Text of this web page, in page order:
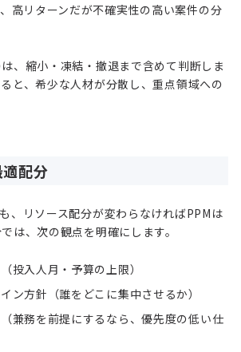
高リターンだが不確実性の高い案件の分
、縮小・凍結・撤退まで含めて判断しま
と、希少な人材が分散し、重点領域への
配分
、リソース配分が変わらなければPPMは
は、次の観点を明確にします。
投入人月・予算の上限）
ン方針（誰をどこに集中させるか）
兼務を前提にするなら、優先度の低い仕